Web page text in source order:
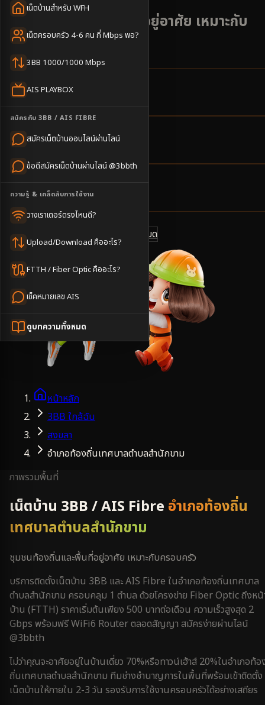
เน็ตบ้านสำหรับ WFH
เน็ตครอบครัว 4-6 คน กี่ Mbps พอ?
3BB 1000/1000 Mbps
AIS PLAYBOX
สมัครกับ 3BB / AIS FIBRE
สมัครเน็ตบ้านออนไลน์ผ่านไลน์
ข้อดีสมัครเน็ตบ้านผ่านไลน์ @3bbth
ความรู้ & เคล็ดลับการใช้งาน
วางเราเตอร์ตรงไหนดี?
Upload/Download คืออะไร?
FTTH / Fiber Optic คืออะไร?
เช็คหมายเลข AIS
ดูบทความทั้งหมด
ชุมชนท้องถิ่นและพื้นที่อยู่อาศัย เหมาะกับ
ครอบครัว
1ตำบล
2-3วันทำการ
500บาท/เดือน
ดูแพ็กเกจทั้งหมด
หน้าหลัก
3BB ใกล้ฉัน
สงขลา
อำเภอท้องถิ่นเทศบาลตำบลสำนักขาม
ภาพรวมพื้นที่
เน็ตบ้าน 3BB / AIS Fibre อำเภอท้องถิ่น
เทศบาลตำบลสำนักขาม
ชุมชนท้องถิ่นและพื้นที่อยู่อาศัย เหมาะกับครอบครัว
บริการติดตั้งเน็ตบ้าน 3BB และ AIS Fibre ในอำเภอท้องถิ่นเทศบาล
ตำบลสำนักขาม ครอบคลุม 1 ตำบล ด้วยโครงข่าย Fiber Optic ถึงหน้
บ้าน (FTTH) ราคาเริ่มต้นเพียง 500 บาทต่อเดือน ความเร็วสูงสุด 2
Gbps พร้อมฟรี WiFi6 Router ตลอดสัญญา สมัครง่ายผ่านไลน์
@3bbth
ไม่ว่าคุณจะอาศัยอยู่ในบ้านเดี่ยว 70%หรือทาวน์เฮ้าส์ 20%ในอำเภอท้อ
ถิ่นเทศบาลตำบลสำนักขาม ทีมช่างชำนาญการในพื้นที่พร้อมเข้าติดตั้ง
เน็ตบ้านให้ภายใน 2-3 วัน รองรับการใช้งานครอบครัวได้อย่างเสถียร